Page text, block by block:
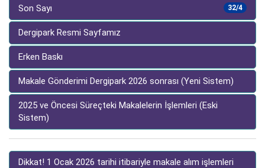
32/4
Son Sayı
Dergipark Resmi Sayfamız
Erken Baskı
Makale Gönderimi Dergipark 2026 sonrası (Yeni Sistem)
2025 ve Öncesi Süreçteki Makalelerin İşlemleri (Eski
Sistem)
Dikkat! 1 Ocak 2026 tarihi itibariyle makale alım işlemleri